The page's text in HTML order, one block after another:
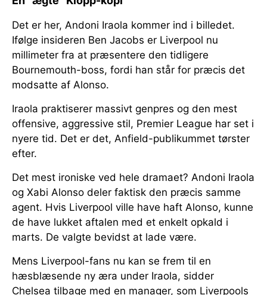
Det er her, Andoni Iraola kommer ind i billedet.
Ifølge insideren Ben Jacobs er Liverpool nu
millimeter fra at præsentere den tidligere
Bournemouth-boss, fordi han står for præcis det
modsatte af Alonso.
Iraola praktiserer massivt genpres og den mest
offensive, aggressive stil, Premier League har set i
nyere tid. Det er det, Anfield-publikummet tørster
efter.
Det mest ironiske ved hele dramaet? Andoni Iraola
og Xabi Alonso deler faktisk den præcis samme
agent. Hvis Liverpool ville have haft Alonso, kunne
de have lukket aftalen med et enkelt opkald i
marts. De valgte bevidst at lade være.
Mens Liverpool-fans nu kan se frem til en
hæsblæsende ny æra under Iraola, sidder
Chelsea tilbage med en manager, som Liverpools